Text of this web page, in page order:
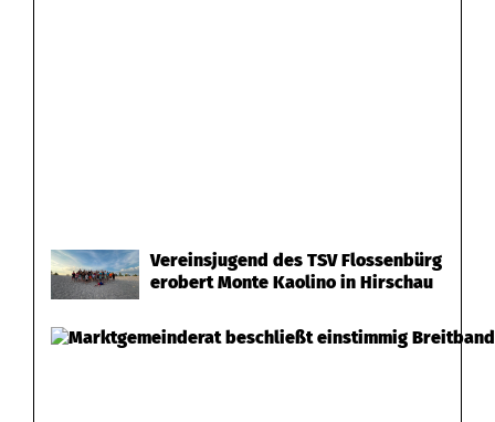
Vereinsjugend des TSV Flossenbürg
erobert Monte Kaolino in Hirschau